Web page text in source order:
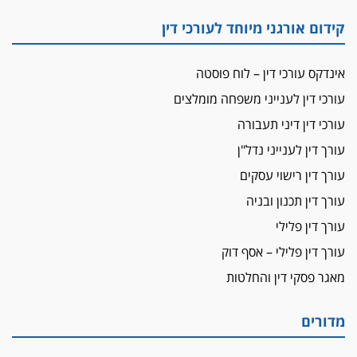
מאסר לעורך הדין
פיקטיביות בשם פלסטינים
על המידתיות
ביה"ד המשמעתי ביטל השעיה לצמיתות של
עורכת-דין שהביעה שמחה ב-7 באוקטובר
אשם
עו"ד הלל בבייב הורשע בהונאת עשרות לקוחות,
ההסדר: 7-9 שנות מאסר
דין ומקרקעין
עורך דין ברמת השרון נחקר בחשד למרמה בעסקת
תובעת משטרתית פוטרה בחשד לעישון סמים
שנחשף בפעילות בלשים בטלגרם
קידום אורגני מיוחד לעורכי דין
אינדקס עורכי דין – לוח פוסטה
עורכי דין לענייני משפחה מומלצים
עורכי דין דיני תעבורה
עורך דין לענייני נדל"ן
עורך דין רישוי עסקים
עורך דין תכנון ובניה
עורך דין פלילי
עורך דין פלילי – אסף דוק
מאגר פסקי דין והחלטות
מדורים